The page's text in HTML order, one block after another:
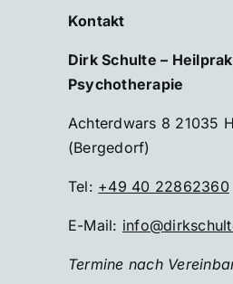
Kontakt
Dirk Schulte –
Psychotherapie
Achterdwars 8 21035
(Bergedorf)
Tel: +49 40 22862360
E-Mail:
Termine nach